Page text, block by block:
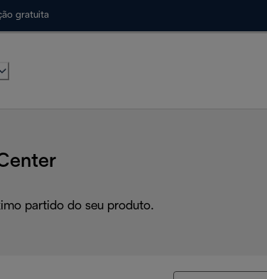
gratuita
partido do seu produto.